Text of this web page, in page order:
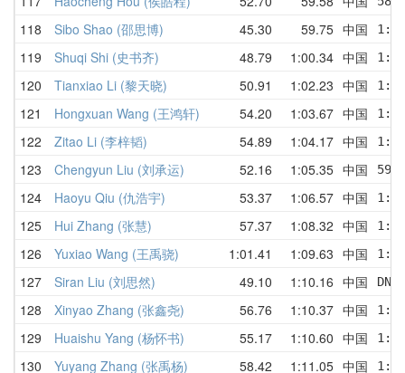
118 Sibo Shao (邵思博) 45.30 59.75 中国
119 Shuqi Shi (史书齐) 48.79 1:00.34 中国
120 Tianxiao Li (黎天晓) 50.91 1:02.23 中国
121 Hongxuan Wang (王鸿轩) 54.20 1:03.67 中国
122 Zitao Li (李梓韬) 54.89 1:04.17 中国
123 Chengyun Liu (刘承运) 52.16 1:05.35 中国
124 Haoyu Qiu (仇浩宇) 53.37 1:06.57 中国
125 Hui Zhang (张慧) 57.37 1:08.32 中国
126 Yuxiao Wang (王禹骁) 1:01.41 1:09.63 中国
127 Siran Liu (刘思然) 49.10 1:10.16 中国
128 Xinyao Zhang (张鑫尧) 56.76 1:10.37 中国
129 Huaishu Yang (杨怀书) 55.17 1:10.60 中国
130 Yuyang Zhang (张禹杨) 58.42 1:11.05 中国